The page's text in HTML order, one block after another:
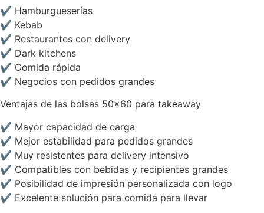
✔ Hamburgueserías
✔ Kebab
✔ Restaurantes con delivery
✔ Dark kitchens
✔ Comida rápida
✔ Negocios con pedidos grandes
Ventajas de las bolsas 50×60 para takeaway
✔ Mayor capacidad de carga
✔ Mejor estabilidad para pedidos grandes
✔ Muy resistentes para delivery intensivo
✔ Compatibles con bebidas y recipientes grandes
✔ Posibilidad de impresión personalizada con logo
✔ Excelente solución para comida para llevar